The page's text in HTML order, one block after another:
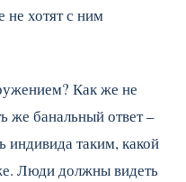
хотят с ним
Как же не
же банальный ответ –
таким, какой
Люди должны видеть